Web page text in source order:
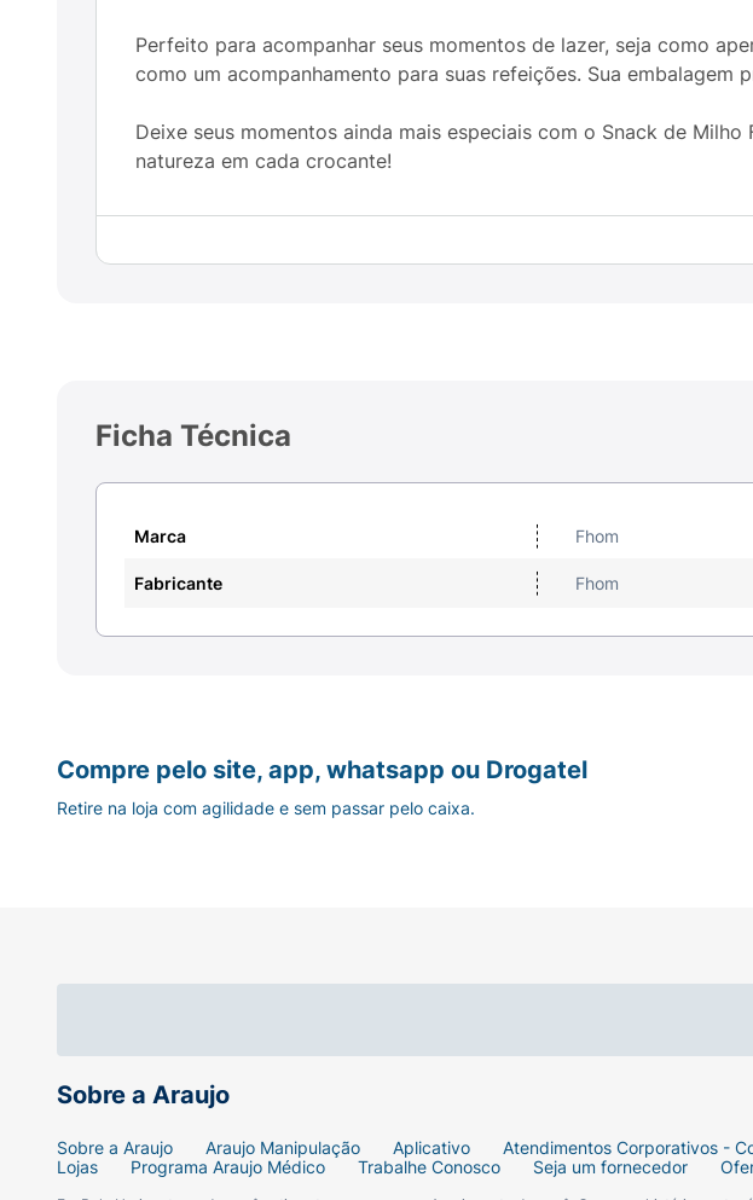
Perfeito para acompanhar seus momentos de lazer, seja como
como um acompanhamento para suas refeições. Sua
Deixe seus momentos ainda mais especiais com o Snack de
natureza em cada crocante!
Ficha Técnica
Marca Fhom
Fabricante Fhom
Sobre a Araujo
Sobre a Araujo Araujo Manipulação Aplicativo Atendimentos Corporativos -
Lojas
Programa Araujo Médico Trabalhe Conosco Seja um fornecedor
Compre pelo site, app, whatsapp ou Drogatel
Retire na loja com agilidade e sem passar pelo caixa.